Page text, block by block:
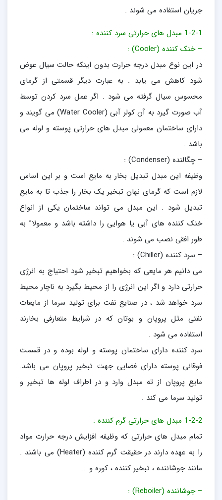
جریان استفاده می شوند .
1-2-1 مبدل های حرارتی سرد کننده :
– خنک کننده (Cooler) :
در این نوع مبدل درجه حرارت بدون اینکه حالت سیال عوض
شود کاهش می یابد . به عبارت دیگر قسمتی از گرمای
محسوس سیال گرفته می شود . اگر عمل سرد کردن توسط
آب صورت گیرد به آن کولر آبی (Water Cooler) می گویند و
دارای ساختمان معمولی مبدل های حرارتی پوسته و لوله می
باشد .
– چگالنده (Condenser) :
وظیفه این مبدل تبدیل بخار به مایع است و بر این اساس
لازم است که گرمای نهان تبخیر یک بخار را جذب تا به مایع
تبدیل شود . این مبدل می تواند ساختمان یکی از انواع
خنک کننده های آبی یا هوایی را داشته باشد و معمولا” به
طور افقی نصب می شوند .
– سرد کننده (Chiller) :
می دانیم هر مایعی که بخواهیم تبخیر شود احتیاج به انرژی
حرارتی دارد و اگر این انرژی را از محیط بگیرد به ناچار محیط
سرد خواهد شد ، در صنایع نفت برای تولید سرما از مایعات
نفتی مثل پروپان و بوتان که در شرایط متعارفی بخارند
استفاده می شود .
سرد کننده دارای ساختمان پوسته و لوله بوده و در قسمت
فوقانی پوسته دارای فضایی جهت تبخیر پروپان می باشد.
مایع پروپان از ته مبدل وارد و در اطراف لوله ها تبخیر و
تولید سرما می کند .
1-2-2 مبدل های حرارتی گرم کننده :
تمام مبدل های حرارتی که وظیفه افزایش درجه حرارت مواد
را به عهده دارند در حقیقت گرم کننده (Heater) می باشند .
مانند جوشاننده ، تبخیر کننده ، کوره و …
– جوشاننده (Reboiler) :